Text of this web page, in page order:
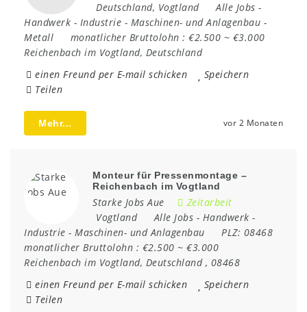
Deutschland, Vogtland Alle Jobs -
Handwerk - Industrie - Maschinen- und Anlagenbau -
Metall
monatlicher Bruttolohn : €2.500 ~ €3.000
Reichenbach im Vogtland, Deutschland
einen Freund per E-mail schicken
Speichern
Teilen
Mehr... vor 2 Monaten
Monteur für Pressenmontage –
Reichenbach im Vogtland
Starke Jobs Aue
Zeitarbeit
Vogtland
Alle Jobs - Handwerk -
Industrie - Maschinen- und Anlagenbau PLZ: 08468
monatlicher Bruttolohn : €2.500 ~ €3.000
Reichenbach im Vogtland, Deutschland, 08468
einen Freund per E-mail schicken
Speichern
Teilen